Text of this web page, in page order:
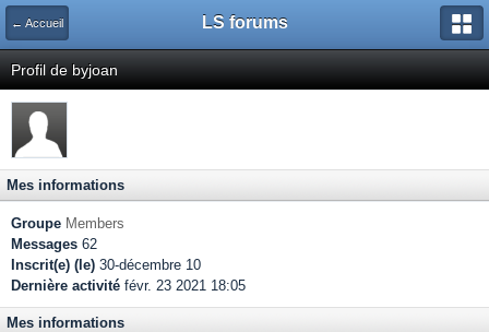
← Accueil LS forums
Profil de byjoan
Mes informations
Groupe Members
Messages 62
Inscrit(e) (le) 30-décembre 10
Dernière activité févr. 23 2021 18:05
Mes informations